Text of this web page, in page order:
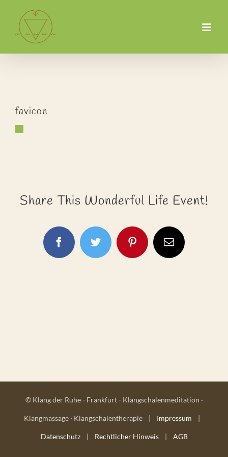
Inhalt
springen
favicon
Share This Wonderful Life Event!
FacebookTwitter PinterestE-
Mail
© Klang der Ruhe - Frankfurt - Klangschalenmeditation ·
Klangmassage · Klangschalentherapie | Impressum |
Datenschutz| Rechtlicher Hinweis| AGB